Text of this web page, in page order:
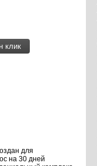
клик
для
на 30 дней